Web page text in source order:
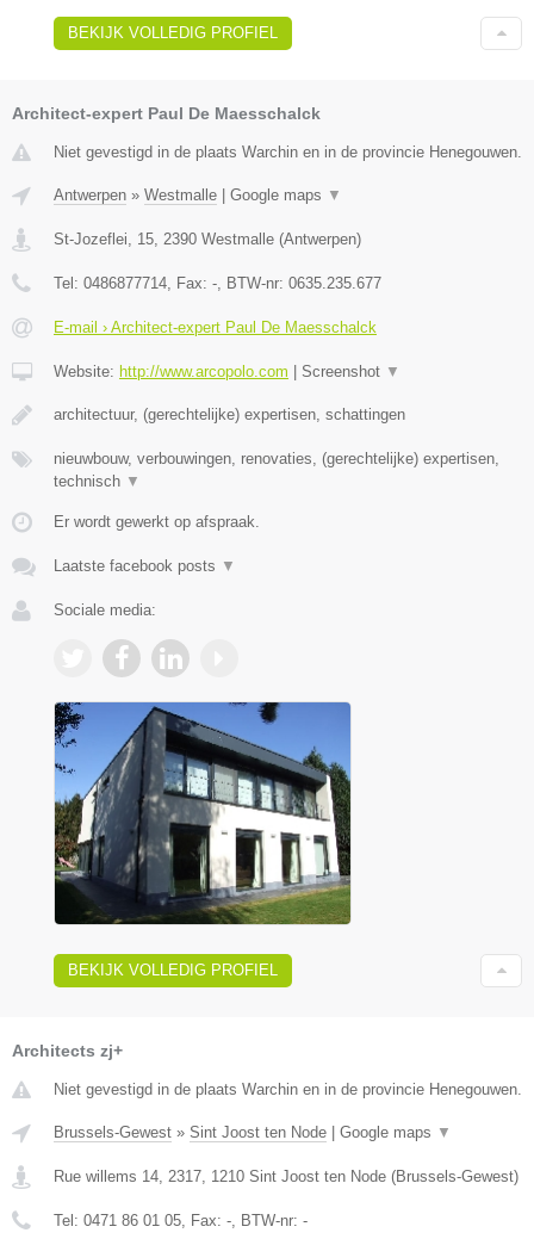
BEKIJK VOLLEDIG PROFIEL
Architect-expert Paul De Maesschalck
Niet gevestigd in de plaats Warchin en in de provincie Henegouwen.
Antwerpen » Westmalle Google maps ▼
St-Jozeflei, 15, 2390 Westmalle (Antwerpen)
Tel: 0486877714, Fax: -, BTW-nr: 0635.235.677
E-mail › Architect-expert Paul De Maesschalck
Website: http://www.arcopolo.com Screenshot ▼
architectuur, (gerechtelijke) expertisen, schattingen
nieuwbouw, verbouwingen, renovaties, (gerechtelijke) expertisen,
technisch ▼
Er wordt gewerkt op afspraak.
Laatste facebook posts ▼
Sociale media:
BEKIJK VOLLEDIG PROFIEL
Architects zj+
Niet gevestigd in de plaats Warchin en in de provincie Henegouwen.
Brussels-Gewest » Sint Joost ten Node | Google maps ▼
Rue willems 14, 2317 1210 Sint Joost ten Node (Brussels-Gewest)
Tel: 0471 86 01 05 , Fax: - , BTW-nr: -